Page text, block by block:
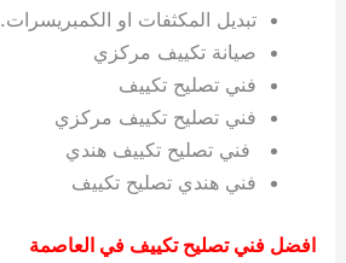
تبديل المكثفات او الكمبريسرات.
صيانة تكييف مركزي
فني تصليح تكييف
فني تصليح تكييف مركزي
فني تصليح تكييف هندي
فني هندي تصليح تكييف
افضل فني تصليح تكييف في العاصمة